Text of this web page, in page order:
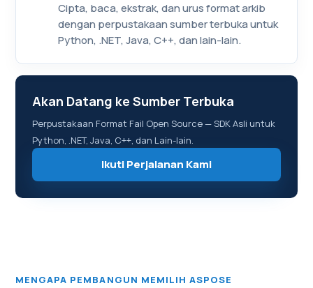
Cipta, baca, ekstrak, dan urus format arkib
dengan perpustakaan sumber terbuka untuk
Python, .NET, Java, C++, dan lain-lain.
Akan Datang ke Sumber Terbuka
Perpustakaan Format Fail Open Source — SDK Asli untuk
Python, .NET, Java, C++, dan Lain-lain.
Ikuti Perjalanan Kami
MENGAPA PEMBANGUN MEMILIH ASPOSE